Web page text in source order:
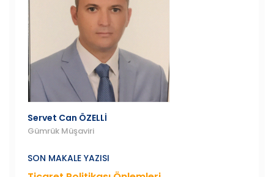
Servet Can ÖZELLİ
Gümrük Müşaviri
SON MAKALE YAZISI